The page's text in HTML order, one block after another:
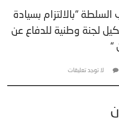
“بالالتزام بسيادة
لجنة وطنية للدفاع عن
“
لا توجد تعليقات